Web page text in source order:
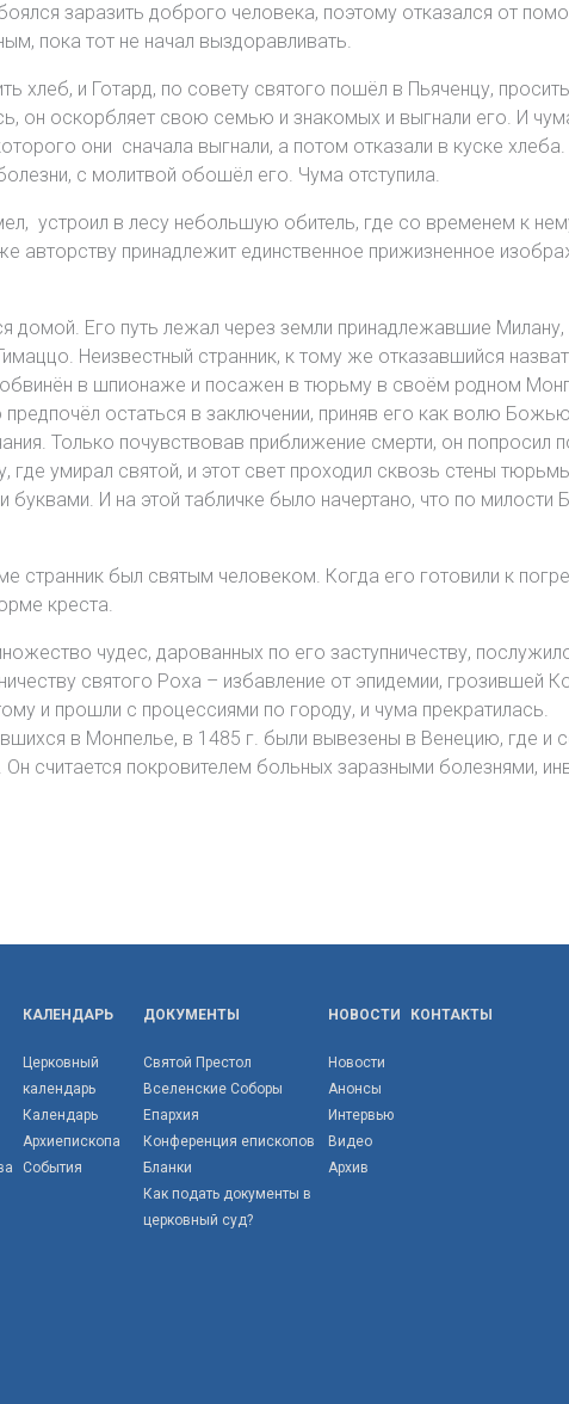
заразить доброго человека, поэтому отказался от
пока тот не начал выздоравливать.
хлеб, и Готард, по совету святого пошёл в Пьяченцу,
он оскорбляет свою семью и знакомых и выгнали его. И
они сначала выгнали, а потом отказали в куске
с молитвой обошёл его. Чума отступила.
устроил в лесу небольшую обитель, где со временем к
авторству принадлежит единственное прижизненное
Его путь лежал через земли принадлежавшие
Неизвестный странник, к тому же отказавшийся
обвинён в шпионаже и посажен в тюрьму в своём родном
остаться в заключении, приняв его как волю
Только почувствовав приближение смерти, он попросил
где умирал святой, и этот свет проходил сквозь стены
И на этой табличке было начертано, что по милости
странник был святым человеком. Когда его готовили к
креста.
чудес, дарованных по его заступничеству,
святого Роха – избавление от эпидемии, грозившей
и прошли с процессиями по городу, и чума прекратилась.
в Монпелье, в 1485 г. были вывезены в Венецию, где и
считается покровителем больных заразными болезнями,
КАЛЕНДАРЬ
Церковный
календарь
Календарь
Архиепископа
События
ДОКУМЕНТЫ
Святой Престол
Вселенские Соборы
Епархия
Конференция епископов
Бланки
Как подать документы в
церковный суд?
НОВОСТИ
Новости
Анонсы
Интервью
Видео
Архив
КОНТАКТЫ